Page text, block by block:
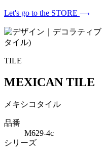
Let's go to the STORE
TILE
MEXICAN TILE
メキシコタイル
品番
M629-4c
シリーズ